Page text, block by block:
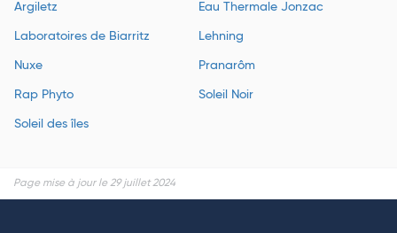
Argiletz Eau Thermale Jonzac
Laboratoires de Biarritz Lehning
Nuxe Pranarôm
Rap Phyto Soleil Noir
Soleil des îles
Page mise à jour le 29 juillet 2024